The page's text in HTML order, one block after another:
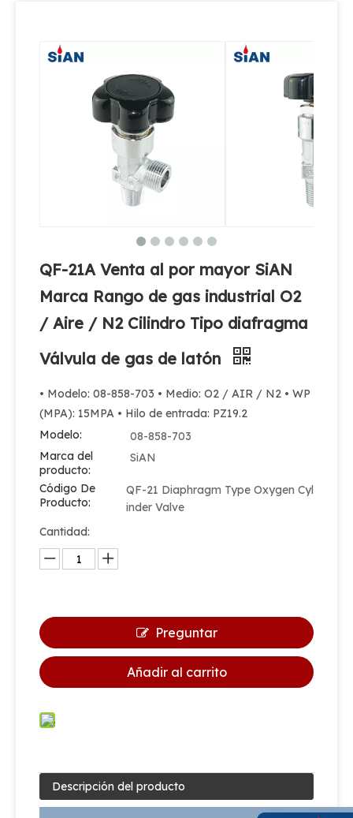
Válvula de oxígeno O2 Válvula de aire N2 Válvula de cilindro de aire N2 O2 acoplada al eje práctica y de alta calidad
QF-21A Venta al por mayor SiAN
Marca Rango de gas industrial O2
/ Aire / N2 Cilindro Tipo diafragma
Válvula de gas de latón
• Modelo: 08-858-703 • Medio: O2 / AIR / N2 • WP
(MPA): 15MPA • Hilo de entrada: PZ19.2
Modelo:
08-858-703
Marca del
producto:
SiAN
Código De
Producto:
QF-21 Diaphragm Type Oxygen Cyl
inder Valve
Cantidad:
Preguntar
Añadir al carrito
Descripción del producto